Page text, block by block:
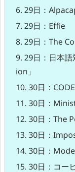
6. 29日：
7. 29日：Effie
8. 29日：The
9. 29日：日本
ion」
10. 30日：
11. 30日：
12. 30日：The
13. 30日：
14. 30日：
15. 30日：コー